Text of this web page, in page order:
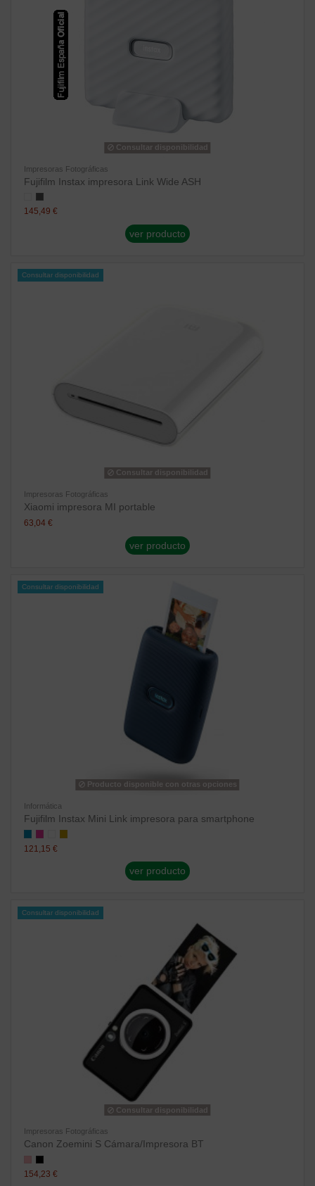
Consultar disponibilidad
Impresoras Fotográficas
Fujifilm Instax impresora Link Wide ASH
145,49 €
ver producto
Consultar disponibilidad
Consultar disponibilidad
Impresoras Fotográficas
Xiaomi impresora MI portable
63,04 €
ver producto
Consultar disponibilidad
Producto disponible con otras opciones
Informática
Fujifilm Instax Mini Link impresora para smartphone
121,15 €
ver producto
Consultar disponibilidad
Consultar disponibilidad
Impresoras Fotográficas
Canon Zoemini S Cámara/Impresora BT
154,23 €